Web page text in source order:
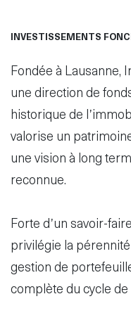
au
fr de
INVESTISSEMENTS
Fondée à Lausanne,
une direction de
historique de
valorise un
une vision à long
reconnue.
Forte d’un savoir-
privilégie la
gestion de
complète du cycle